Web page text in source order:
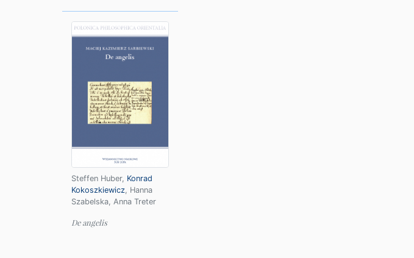
Steffen Huber, Konrad
Kokoszkiewicz, Hanna
Szabelska, Anna Treter
De angelis